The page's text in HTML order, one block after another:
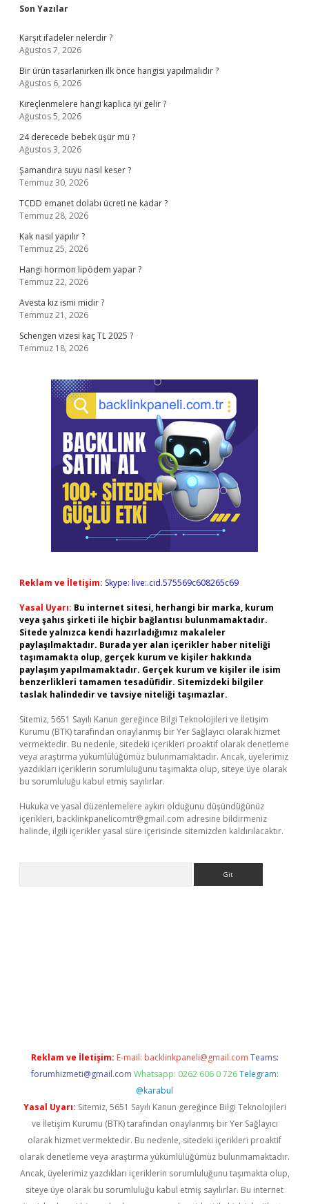
Sidebar
Son Yazılar
Karşıt ifadeler nelerdir ?
Ağustos 7, 2026
Bir ürün tasarlanırken ilk önce hangisi yapılmalıdır ?
Ağustos 6, 2026
Kireçlenmelere hangi kaplıca iyi gelir ?
Ağustos 5, 2026
24 derecede bebek üşür mü ?
Ağustos 3, 2026
Şamandıra suyu nasıl keser ?
Temmuz 30, 2026
TCDD emanet dolabı ücreti ne kadar ?
Temmuz 28, 2026
Kak nasıl yapılır ?
Temmuz 25, 2026
Hangi hormon lipödem yapar ?
Temmuz 22, 2026
Avesta kız ismi midir ?
Temmuz 21, 2026
Schengen vizesi kaç TL 2025 ?
Temmuz 18, 2026
Reklam ve İletişim: Skype: live:.cid.575569c608265c69
Yasal Uyarı: Bu internet sitesi, herhangi bir marka, kurum
veya şahıs şirketi ile hiçbir bağlantısı bulunmamaktadır.
Sitede yalnızca kendi hazırladığımız makaleler
paylaşılmaktadır. Burada yer alan içerikler haber niteliği
taşımamakta olup, gerçek kurum ve kişiler hakkında
paylaşım yapılmamaktadır. Gerçek kurum ve kişiler ile isim
benzerlikleri tamamen tesadüfidir. Sitemizdeki bilgiler
taslak halindedir ve tavsiye niteliği taşımazlar.
Sitemiz, 5651 Sayılı Kanun gereğince Bilgi Teknolojileri ve İletişim
Kurumu (BTK) tarafından onaylanmış bir Yer Sağlayıcı olarak hizmet
vermektedir. Bu nedenle, sitedeki içerikleri proaktif olarak denetleme
veya araştırma yükümlülüğümüz bulunmamaktadır. Ancak, üyelerimiz
yazdıkları içeriklerin sorumluluğunu taşımakta olup, siteye üye olarak
bu sorumluluğu kabul etmiş sayılırlar.
Hukuka ve yasal düzenlemelere aykırı olduğunu düşündüğünüz
içerikleri, backlinkpanelicomtr@gmail.com adresine bildirmeniz
halinde, ilgili içerikler yasal süre içerisinde sitemizden kaldırılacaktır.
Reklam ve İletişim: E-mail: backlinkpaneli@gmail.com Teams:
forumhizmeti@gmail.com Whatsapp: 0262 606 0 726 Telegram:
@karabul
Yasal Uyarı: Sitemiz, 5651 Sayılı Kanun gereğince Bilgi Teknolojileri
ve İletişim Kurumu (BTK) tarafından onaylanmış bir Yer Sağlayıcı
olarak hizmet vermektedir. Bu nedenle, sitedeki içerikleri proaktif
olarak denetleme veya araştırma yükümlülüğümüz bulunmamaktadır.
Ancak, üyelerimiz yazdıkları içeriklerin sorumluluğunu taşımakta olup,
siteye üye olarak bu sorumluluğu kabul etmiş sayılırlar. Bu internet